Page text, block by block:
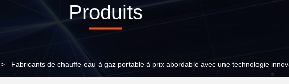
Produits
> Fabricants de chauffe-eau à gaz portable à prix abordable avec une technologie